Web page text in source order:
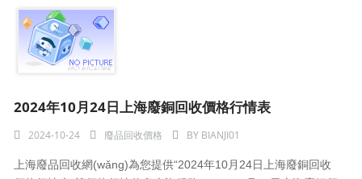
2024年10月24日上海廢銅回收價格行情表
2024-10-24 廢品回收價格 BY BIANJI01
上海廢品回收網(wǎng)為您提供“2024年10月24日上海廢銅回收